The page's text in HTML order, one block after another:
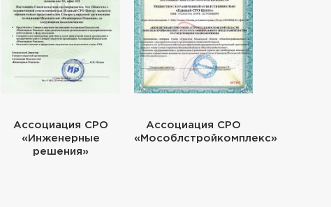
Ассоциация СРО
«Инженерные
решения»
Ассоциация СРО
«Мособлстройкомплекс»